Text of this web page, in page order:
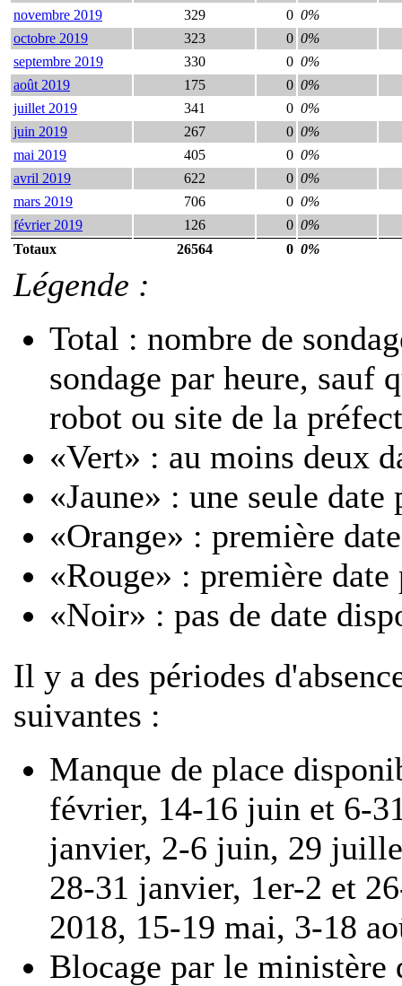
novembre 2019
329 0 0%
octobre 2019
323 0 0%
septembre 2019
330 0 0%
août 2019
175 0 0%
juillet 2019
341 0 0%
juin 2019
267 0 0%
mai 2019
405 0 0%
avril 2019
622 0 0%
mars 2019
706 0 0%
février 2019
126 0 0%
Totaux
26564 0 0%
Légende :
Total : nombre de
sondage par heure, sauf
robot ou site de la
«Vert» : au moins deux
«Jaune» : une seule
«Orange» : première
«Rouge» : première
«Noir» : pas de date
Il y a des périodes
suivantes :
Manque de place
février, 14-16 juin et 6-
janvier, 2-6 juin, 29
28-31 janvier, 1er-2 et
2018, 15-19 mai, 3-18
Blocage par le